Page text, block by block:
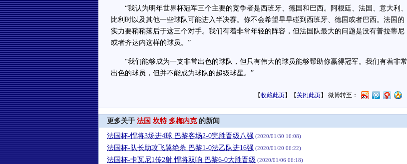
“我认为明年世界杯冠军三个主要的竞争者是西班牙、德国和巴西。阿根廷、法国、意大利、
比利时以及其他一些球队可能进入半决赛。你不会希望早早碰到西班牙、德国或者巴西。法国的
实力要稍稍落后于这三个对手。我们有着非常年轻的阵容，但法国队最大的问题是没有普拉蒂尼
或者齐达内这样的球员。”
“我们能够成为一支非常出色的球队，但只有伟大的球员能够帮助你赢得冠军。我们有着非常
出色的球员，但并不能成为球队的超级球星。”
【收藏此页】【 关闭此页】 微博转至：
更多关于 法国 坎特 多梅内克的新闻
法国杯-悍将3场进4球 巴黎客场2-0完胜晋级八强 (2020/01/30 16:08)
法国杯-队长助攻飞翼绝杀 巴黎1-0法乙队进16强 (2020/01/20 06:22)
法国杯-卡瓦尼1传2射 悍将双响 巴黎6-0大胜晋级 (2020/01/06 06:18)